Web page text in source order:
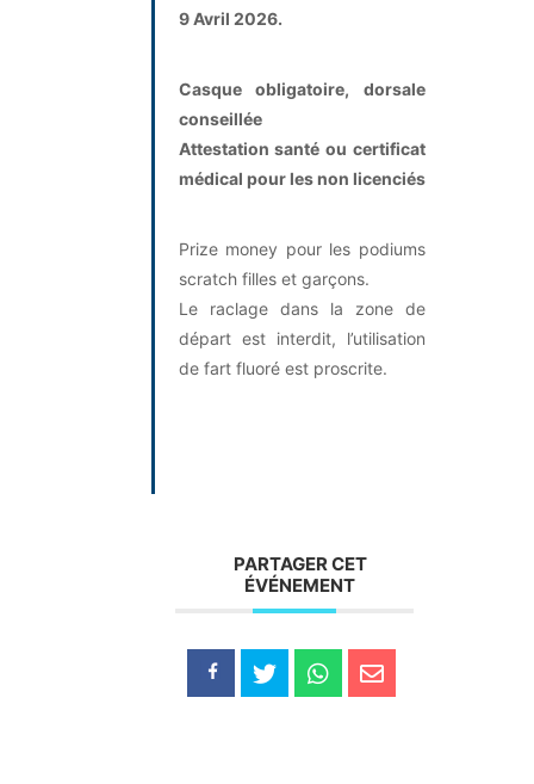
9 Avril 2026.
Casque obligatoire, dorsale
conseillée
Attestation santé ou certificat
médical pour les non licenciés
Prize money pour les podiums
scratch filles et garçons.
Le raclage dans la zone de
départ est interdit, l’utilisation
de fart fluoré est proscrite.
PARTAGER CET
ÉVÉNEMENT